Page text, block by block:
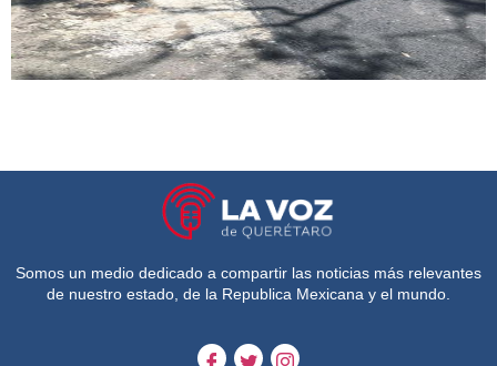
Somos un medio dedicado a compartir las noticias más relevantes
de nuestro estado, de la Republica Mexicana y el mundo.